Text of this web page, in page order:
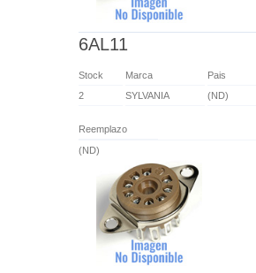
6AL11
Stock Marca
Pais
2
SYLVANIA (ND)
Reemplazo
(ND)